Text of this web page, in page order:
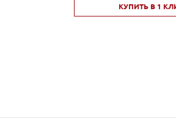
КУПИТЬ В 1